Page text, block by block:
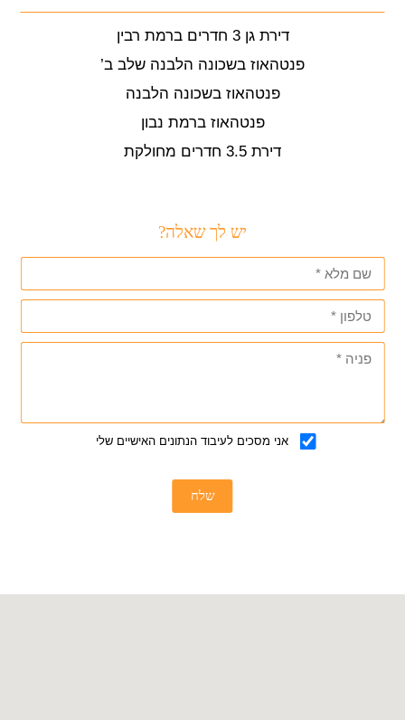
דירת גן 3 חדרים ברמת רבין
פנטהאוז בשכונה הלבנה שלב ב’
פנטהאוז בשכונה הלבנה
פנטהאוז ברמת נבון
דירת 3.5 חדרים מחולקת
יש לך שאלה?
אני מסכים לעיבוד הנתונים האישיים שלי